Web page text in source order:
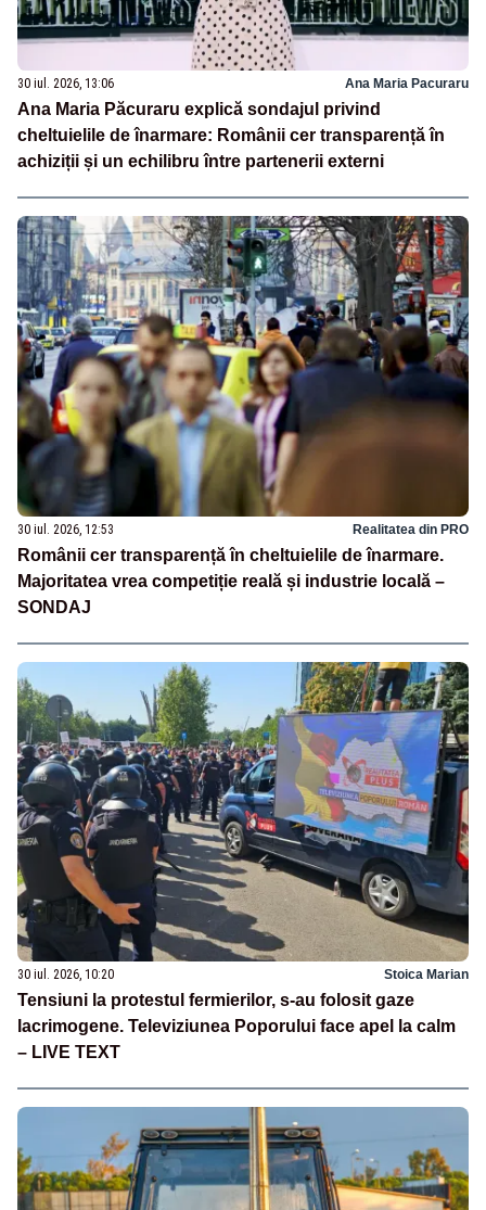
30 iul. 2026, 13:06 Ana Maria Pacuraru
Ana Maria Păcuraru explică sondajul privind
cheltuielile de înarmare: Românii cer transparență în
achiziții și un echilibru între partenerii externi
30 iul. 2026, 12:53 Realitatea din PRO
Românii cer transparență în cheltuielile de înarmare.
Majoritatea vrea competiție reală și industrie locală –
SONDAJ
30 iul. 2026, 10:20 Stoica Marian
Tensiuni la protestul fermierilor, s-au folosit gaze
lacrimogene. Televiziunea Poporului face apel la calm
– LIVE TEXT